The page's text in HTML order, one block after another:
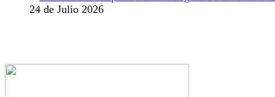
24 de Julio 2026